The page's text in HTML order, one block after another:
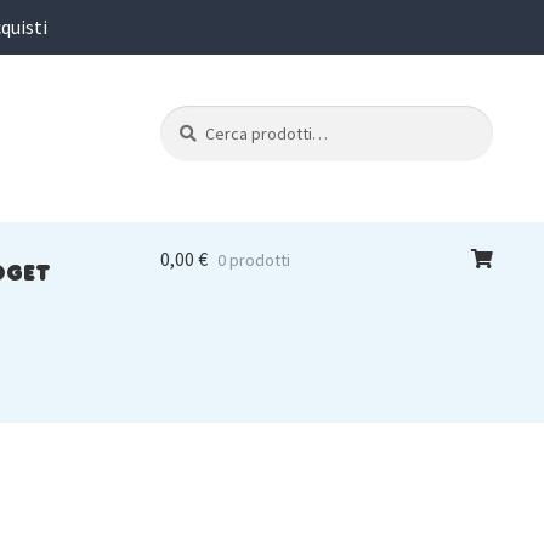
Cerca:
Cerca
0,00€ 0 prodotti